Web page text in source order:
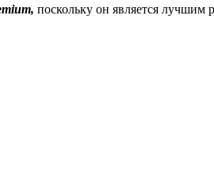
поскольку он является